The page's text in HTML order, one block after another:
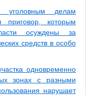
уголовным делам
приговор, которым
осуждены за
средств в особо
одновременно
зонах с разными
нарушает